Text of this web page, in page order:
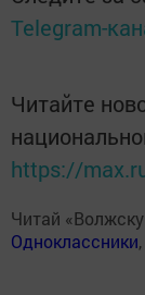
Telegram-
Читайте
https://
Читай
Одноклассники,